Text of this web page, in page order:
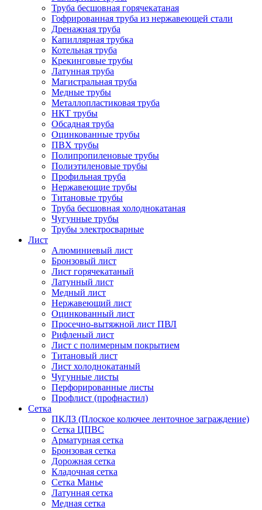
Труба бесшовная горячекатаная
Гофрированная труба из нержавеющей стали
Дренажная труба
Капиллярная трубка
Котельная труба
Крекинговые трубы
Латунная труба
Магистральная труба
Медные трубы
Металлопластиковая труба
НКТ трубы
Обсадная труба
Оцинкованные трубы
ПВХ трубы
Полипропиленовые трубы
Полиэтиленовые трубы
Профильная труба
Нержавеющие трубы
Титановые трубы
Труба бесшовная холоднокатаная
Чугунные трубы
Трубы электросварные
Лист
Алюминиевый лист
Бронзовый лист
Лист горячекатаный
Латунный лист
Медный лист
Нержавеющий лист
Оцинкованный лист
Просечно-вытяжной лист ПВЛ
Рифленый лист
Лист с полимерным покрытием
Титановый лист
Лист холоднокатаный
Чугунные листы
Перфорированные листы
Профлист (профнастил)
Сетка
ПКЛЗ (Плоское колючее ленточное заграждение)
Сетка ЦПВС
Арматурная сетка
Бронзовая сетка
Дорожная сетка
Кладочная сетка
Сетка Манье
Латунная сетка
Медная сетка